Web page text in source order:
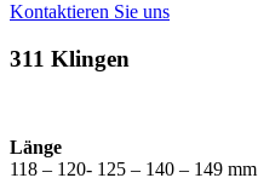
Kontaktieren Sie uns
311 Klingen
Länge
118 – 120- 125 – 140 – 149 mm